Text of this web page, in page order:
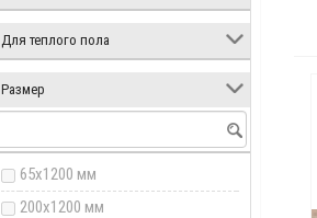
Для теплого пола
Размер
65x1200 мм
200x1200 мм